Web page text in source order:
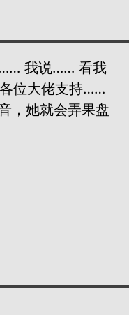
…… 我说…… 看我
位大佬支持……
，她就会弄果盘